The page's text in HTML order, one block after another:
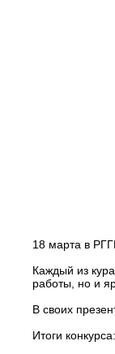
18 марта в
Каждый из
работы, но и
В своих
Итоги конкурса: